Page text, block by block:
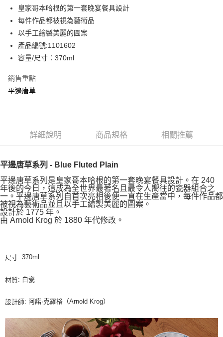
皇家哥本哈根的第一套晚宴餐具設計
每件作品都被視為藝術品
以手工繪製美麗的圖案
產品編號:1101602
容量/尺寸：370ml
銷售重點
平邊唐草
詳細說明 商品規格 相關推薦
平邊唐草系列 - Blue Fluted Plain
平邊唐草系列是皇家哥本哈根的第一套晚宴餐具設計。在 240
年後的今日，這成為全世界最著名且最令人嚮往的瓷器組合之
一。平邊唐草系列自首次亮相後便一直在生產當中，每件作品都
被視為藝術品並且以手工繪製美麗的圖案。
設計於 1775 年。
由 Arnold Krog 於 1880 年代修改。
尺寸: 370ml
材質: 白瓷
設計師: 阿諾·克羅格（Arnold Krog）